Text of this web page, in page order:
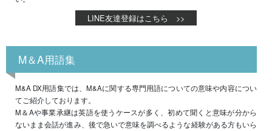
LINE友達登録はこちら >>
M＆A用語集
M&A DX用語集では、M&Aに関する専門用語についての意味や内容につい
てご紹介しております。
M＆Aや事業承継は英語を使うケースが多く、初めて聞くと意味が分から
ないまま会話が進み、後で急いで意味を調べるような経験がある方もいら